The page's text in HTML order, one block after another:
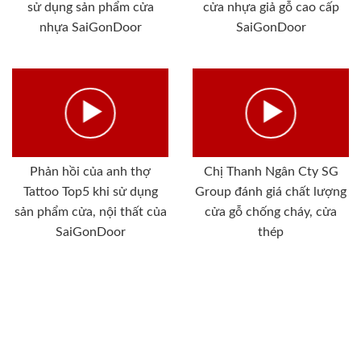
sử dụng sản phẩm cửa
nhựa SaiGonDoor
cửa nhựa giả gỗ cao cấp
SaiGonDoor
Phản hồi của anh thợ
Tattoo Top5 khi sử dụng
sản phẩm cửa, nội thất của
SaiGonDoor
Chị Thanh Ngân Cty SG
Group đánh giá chất lượng
cửa gỗ chống cháy, cửa
thép